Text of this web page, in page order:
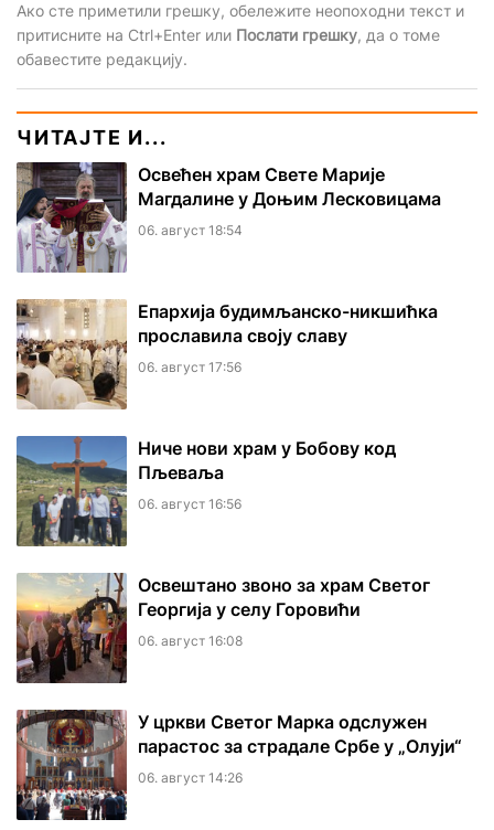
Ако сте приметили грешку, обележите неопоходни текст и
притисните на Ctrl+Enter или Послати грешку, да о томе
обавестите редакцију.
ЧИТАЈТЕ И...
Освећен храм Свете Марије
Магдалине у Доњим Лесковицама
06. август 18:54
Епархија будимљанско-никшићка
прославила своју славу
06. август 17:56
Ниче нови храм у Бобову код
Пљеваља
06. август 16:56
Освештано звоно за храм Светог
Георгија у селу Горовићи
06. август 16:08
У цркви Светог Марка одслужен
парастос за страдале Србе у „Олуји“
06. август 14:26